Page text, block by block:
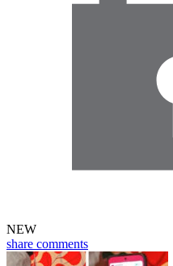
NEW
share comments